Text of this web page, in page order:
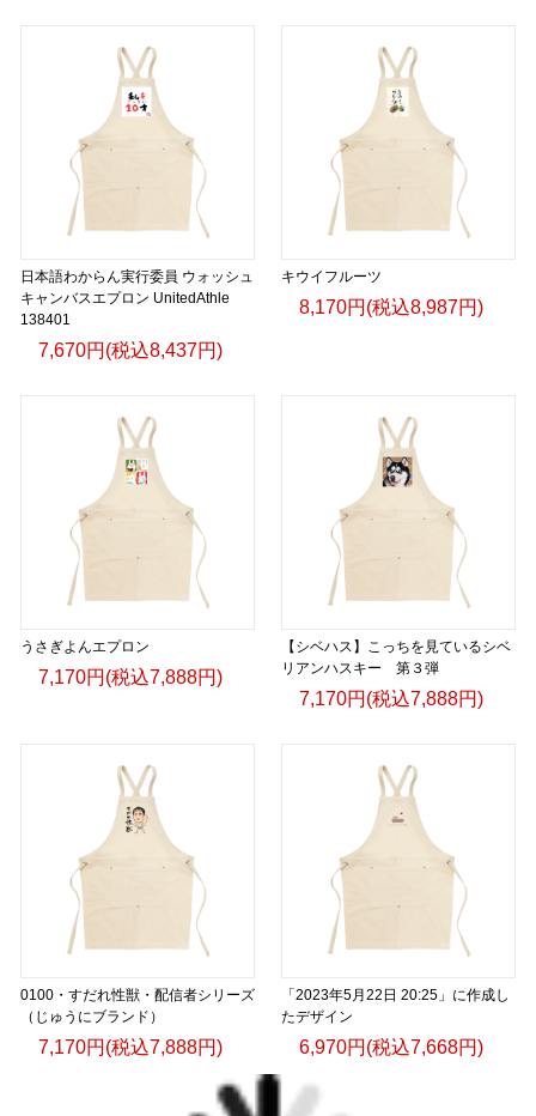
日本語わからん実行委員 ウォッシュ
キャンバスエプロン UnitedAthle
138401
7,670円(税込8,437円)
キウイフルーツ
8,170円(税込8,987円)
うさぎよんエプロン
7,170円(税込7,888円)
【シベハス】こっちを見ているシベ
リアンハスキー 第３弾
7,170円(税込7,888円)
0100・すだれ性獣・配信者シリーズ
（じゅうにブランド）
7,170円(税込7,888円)
「2023年5月22日 20:25」に作成し
たデザイン
6,970円(税込7,668円)